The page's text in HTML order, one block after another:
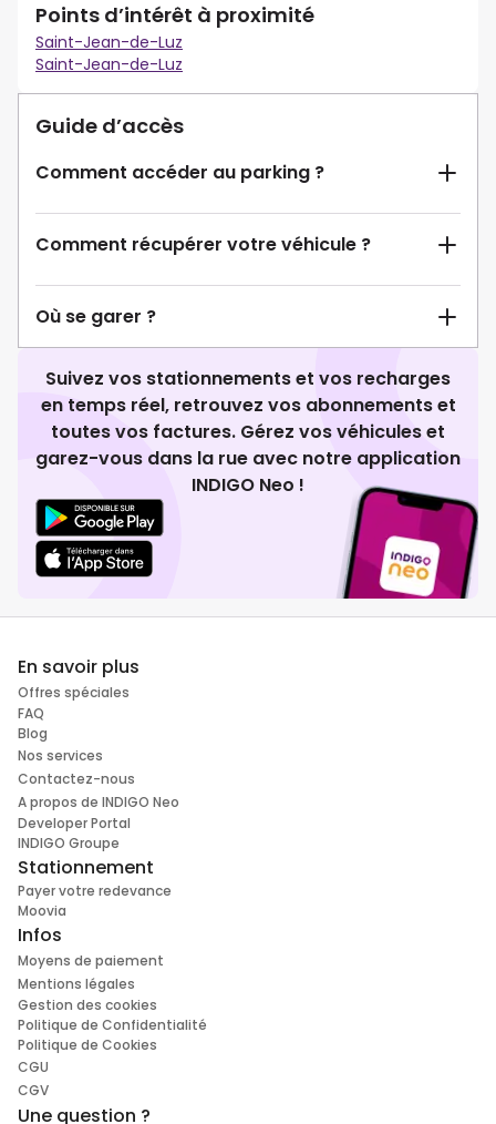
Points d’intérêt à proximité
Saint-Jean-de-Luz
Saint-Jean-de-Luz
Guide d’accès
Comment accéder au parking ?
Comment récupérer votre véhicule ?
Où se garer ?
Suivez vos stationnements et vos recharges
en temps réel, retrouvez vos abonnements et
toutes vos factures. Gérez vos véhicules et
garez-vous dans la rue avec notre application
INDIGO Neo !
En savoir plus
Offres spéciales
FAQ
Blog
Nos services
Contactez-nous
A propos de INDIGO Neo
Developer Portal
INDIGO Groupe
Stationnement
Payer votre redevance
Moovia
Infos
Moyens de paiement
Mentions légales
Gestion des cookies
Politique de Confidentialité
Politique de Cookies
CGU
CGV
Une question ?